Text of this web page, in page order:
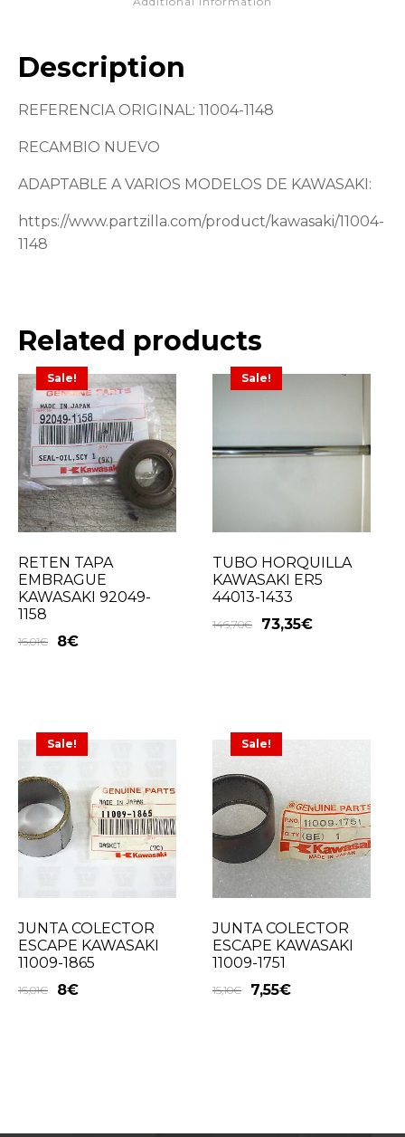
Description
REFERENCIA ORIGINAL: 11004-1148
RECAMBIO NUEVO
ADAPTABLE A VARIOS MODELOS DE KAWASAKI:
https://www.partzilla.com/product/kawasaki/11004-
1148
Related products
Sale!
RETEN TAPA
EMBRAGUE
KAWASAKI 92049-
1158
16,01€ 8€
Sale!
TUBO HORQUILLA
KAWASAKI ER5
44013-1433
146,70€ 73,35€
Sale!
JUNTA COLECTOR
ESCAPE KAWASAKI
11009-1865
16,01€ 8€
Sale!
JUNTA COLECTOR
ESCAPE KAWASAKI
11009-1751
15,10€ 7,55€